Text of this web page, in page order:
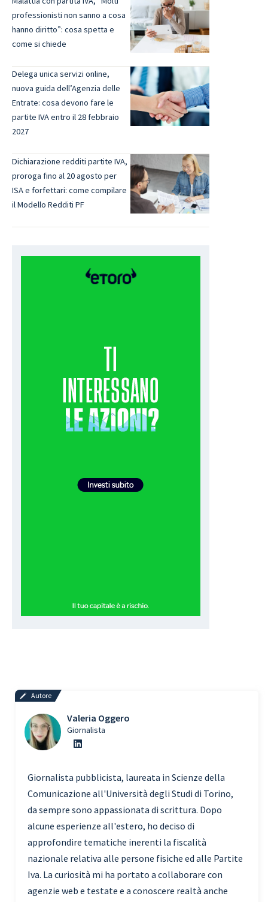
professionisti non sanno a cosa
hanno diritto”: cosa spetta e
come si chiede
Delega unica servizi online,
nuova guida dell’Agenzia delle
Entrate: cosa devono fare le
partite IVA entro il 28 febbraio
2027
Dichiarazione redditi partite IVA,
proroga fino al 20 agosto per
ISA e forfettari: come compilare
il Modello Redditi PF
Autore
Valeria Oggero
Giornalista
Giornalista pubblicista, laureata in Scienze della
Comunicazione all'Università degli Studi di Torino,
da sempre sono appassionata di scrittura. Dopo
alcune esperienze all'estero, ho deciso di
approfondire tematiche inerenti la fiscalità
nazionale relativa alle persone fisiche ed alle Partite
Iva. La curiosità mi ha portato a collaborare con
agenzie web e testate e a conoscere realtà anche